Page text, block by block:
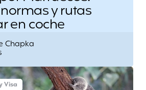
y rutas
en coche
Chapka
Visa